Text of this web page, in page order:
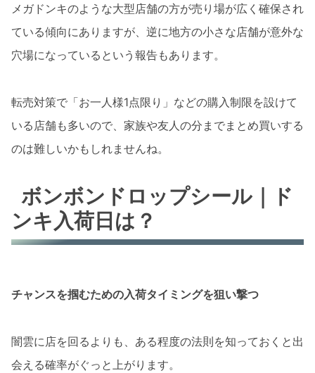
メガドンキのような大型店舗の方が売り場が広く確保され
ている傾向にありますが、逆に地方の小さな店舗が意外な
穴場になっているという報告もあります。
転売対策で「お一人様1点限り」などの購入制限を設けて
いる店舗も多いので、家族や友人の分までまとめ買いする
のは難しいかもしれませんね。
ボンボンドロップシール｜ド
ンキ入荷日は？
チャンスを掴むための入荷タイミングを狙い撃つ
闇雲に店を回るよりも、ある程度の法則を知っておくと出
会える確率がぐっと上がります。